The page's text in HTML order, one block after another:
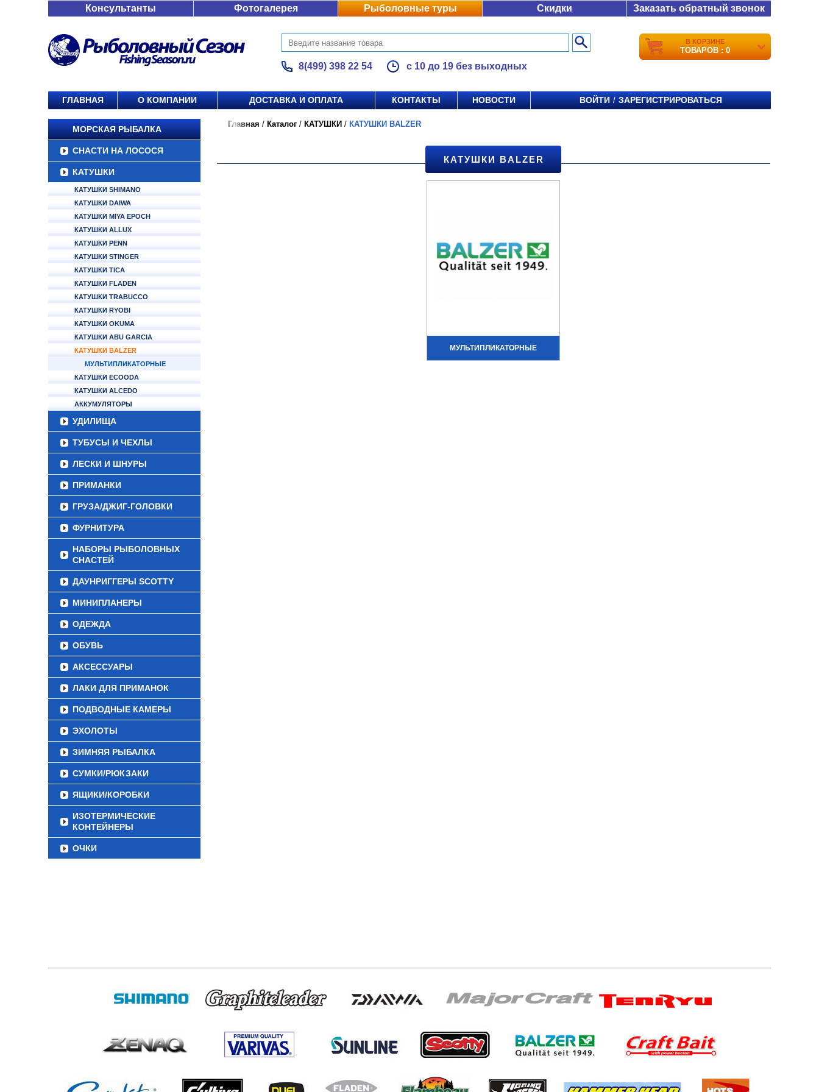
Консультанты Фотогалерея Рыболовные туры Скидки Заказать обратный звонок
8(499) 398 22 54 с 10 до 19 без выходных
В КОРЗИНЕ
ТОВАРОВ : 0
ГЛАВНАЯ О КОМПАНИИ ДОСТАВКА И ОПЛАТА КОНТАКТЫ НОВОСТИ ВОЙТИ / ЗАРЕГИСТРИРОВАТЬСЯ
МОРСКАЯ РЫБАЛКА
СНАСТИ НА ЛОСОСЯ
КАТУШКИ
КАТУШКИ SHIMANO
КАТУШКИ DAIWA
КАТУШКИ MIYA EPOCH
КАТУШКИ ALLUX
КАТУШКИ PENN
КАТУШКИ STINGER
КАТУШКИ TICA
КАТУШКИ FLADEN
КАТУШКИ TRABUCCO
КАТУШКИ RYOBI
КАТУШКИ OKUMA
КАТУШКИ ABU GARCIA
КАТУШКИ BALZER
МУЛЬТИПЛИКАТОРНЫЕ
КАТУШКИ ECOODA
КАТУШКИ ALCEDO
АККУМУЛЯТОРЫ
УДИЛИЩА
ТУБУСЫ И ЧЕХЛЫ
ЛЕСКИ И ШНУРЫ
ПРИМАНКИ
ГРУЗА/ДЖИГ-ГОЛОВКИ
ФУРНИТУРА
НАБОРЫ РЫБОЛОВНЫХ
СНАСТЕЙ
ДАУНРИГГЕРЫ SCOTTY
МИНИПЛАНЕРЫ
ОДЕЖДА
ОБУВЬ
АКСЕССУАРЫ
ЛАКИ ДЛЯ ПРИМАНОК
ПОДВОДНЫЕ КАМЕРЫ
ЭХОЛОТЫ
ЗИМНЯЯ РЫБАЛКА
СУМКИ/РЮКЗАКИ
ЯЩИКИ/КОРОБКИ
ИЗОТЕРМИЧЕСКИЕ
КОНТЕЙНЕРЫ
ОЧКИ
Главная / Каталог / КАТУШКИ / КАТУШКИ BALZER
КАТУШКИ BALZER
МУЛЬТИПЛИКАТОРНЫЕ